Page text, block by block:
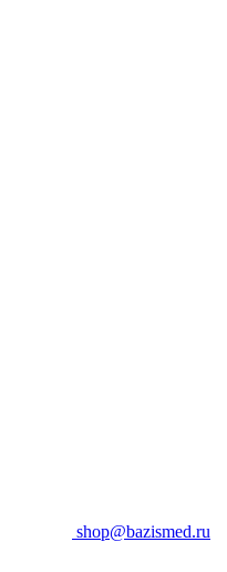
shop@bazismed.ru